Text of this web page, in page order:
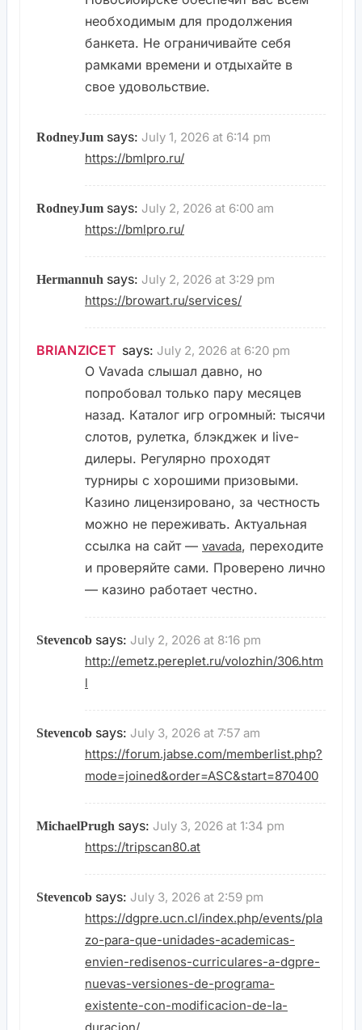
необходимым для продолжения
банкета. Не ограничивайте себя
рамками времени и отдыхайте в
свое удовольствие.
RodneyJum says: July 1, 2026 at 6:14 pm
https://bmlpro.ru/
RodneyJum says: July 2, 2026 at 6:00 am
https://bmlpro.ru/
Hermannuh says: July 2, 2026 at 3:29 pm
https://browart.ru/services/
BRIANZICET says: July 2, 2026 at 6:20 pm
О Vavada слышал давно, но
попробовал только пару месяцев
назад. Каталог игр огромный: тысячи
слотов, рулетка, блэкджек и live-
дилеры. Регулярно проходят
турниры с хорошими призовыми.
Казино лицензировано, за честность
можно не переживать. Актуальная
ссылка на сайт — vavada, переходите
и проверяйте сами. Проверено лично
— казино работает честно.
Stevencob says: July 2, 2026 at 8:16 pm
http://emetz.pereplet.ru/volozhin/306.htm
l
Stevencob says: July 3, 2026 at 7:57 am
https://forum.jabse.com/memberlist.php?
mode=joined&order=ASC&start=870400
MichaelPrugh says: July 3, 2026 at 1:34 pm
https://tripscan80.at
Stevencob says: July 3, 2026 at 2:59 pm
https://dgpre.ucn.cl/index.php/events/pla
zo-para-que-unidades-academicas-
envien-redisenos-curriculares-a-dgpre-
nuevas-versiones-de-programa-
existente-con-modificacion-de-la-